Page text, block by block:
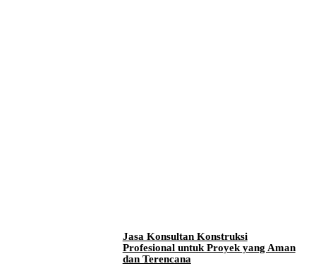
Jasa Konsultan Konstruksi
Profesional untuk Proyek yang Aman
dan Terencana